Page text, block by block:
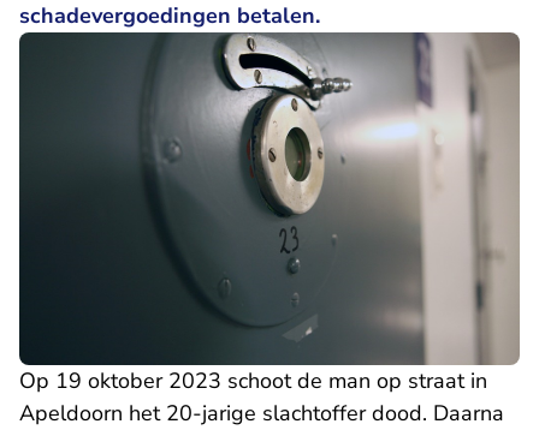
schadevergoedingen betalen.
Op 19 oktober 2023 schoot de man op straat in
Apeldoorn het 20-jarige slachtoffer dood. Daarna